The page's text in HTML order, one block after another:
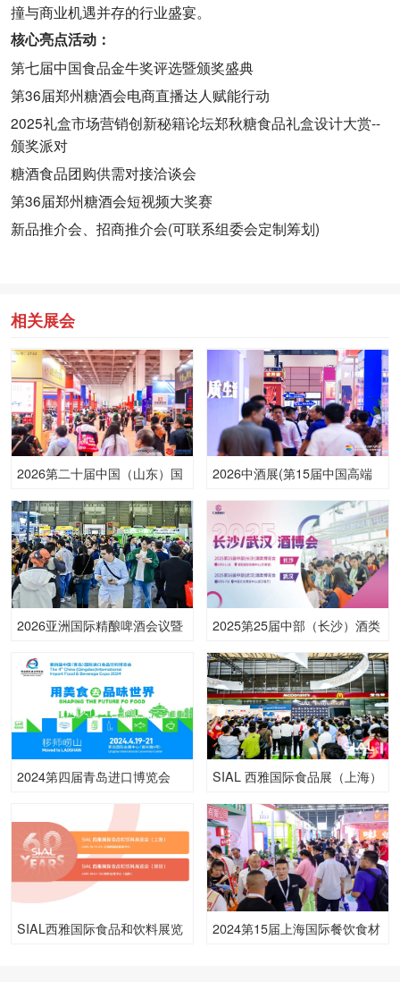
撞与商业机遇并存的行业盛宴。
核心亮点活动：
第七届中国食品金牛奖评选暨颁奖盛典
第36届郑州糖酒会电商直播达人赋能行动
2025礼盒市场营销创新秘籍论坛郑秋糖食品礼盒设计大赏--
颁奖派对
糖酒食品团购供需对接洽谈会
第36届郑州糖酒会短视频大奖赛
新品推介会、招商推介会(可联系组委会定制筹划)
相关展会
2026第二十届中国（山东）国
际酒业博览会
2026中酒展(第15届中国高端
酒展览会)
2026亚洲国际精酿啤酒会议暨
2025第25届中部（长沙）酒类
2024第四届青岛进口博览会 SIAL 西雅国际食品展（上海）
SIAL西雅国际食品和饮料展览
2024第15届上海国际餐饮食材